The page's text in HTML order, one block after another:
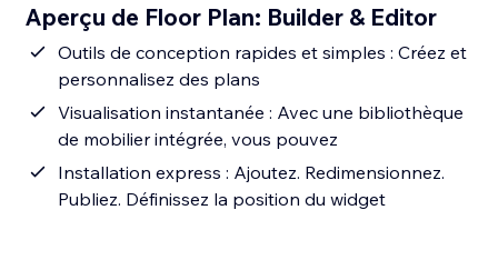
Aperçu de Floor Plan: Builder & Editor
Outils de conception rapides et simples : Créez et
personnalisez des plans
Visualisation instantanée : Avec une bibliothèque
de mobilier intégrée, vous pouvez
Installation express : Ajoutez. Redimensionnez.
Publiez. Définissez la position du widget